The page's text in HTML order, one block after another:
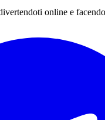
online e